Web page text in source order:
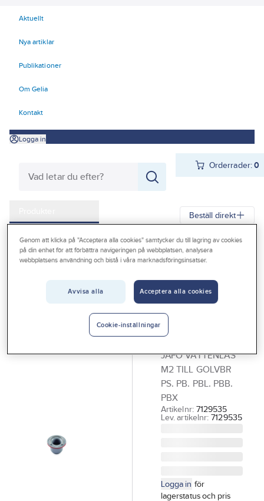
Aktuellt
Nya artiklar
Publikationer
Om Gelia
Kontakt
Logga in
Orderrader:0
Outlet
Beställ direkt
Gelia Produkter Värme & Sanitet Inomhusavlopp
Golvbrunnar
Golvbrunnar plast
Tillbehör golvbrunnar plast, Jafo
JAFO
Vattenlås,
M2. Jafo
JAFO VATTENLÅS
M2 TILL GOLVBR
PS. PB. PBL. PBB.
PBX
Artikelnr: 7129535
Lev. artikelnr: 7129535
Logga in för
lagerstatus och pris
Genom att klicka på "Acceptera alla cookies" samtycker du till lagring av cookies
på din enhet för att förbättra navigeringen på webbplatsen, analysera
webbplatsens användning och bistå i våra marknadsföringsinsatser.
Avvisa alla Acceptera alla cookies
Cookie-inställningar